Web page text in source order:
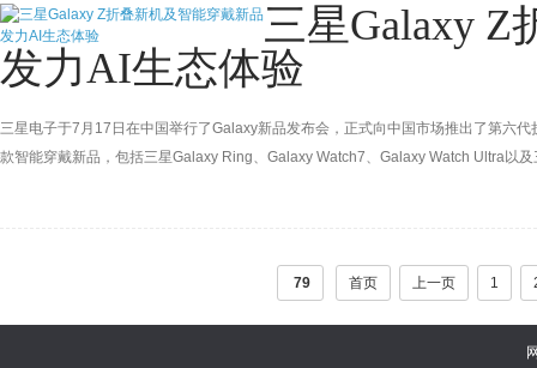
三星Galaxy Z
发力AI生态体验
三星电子于7月17日在中国举行了Galaxy新品发布会，正式向中国市场推出了第
款智能穿戴新品，包括三星Galaxy Ring、Galaxy Watch7、Galaxy Watch Ultra以
79 首页 上一页 1